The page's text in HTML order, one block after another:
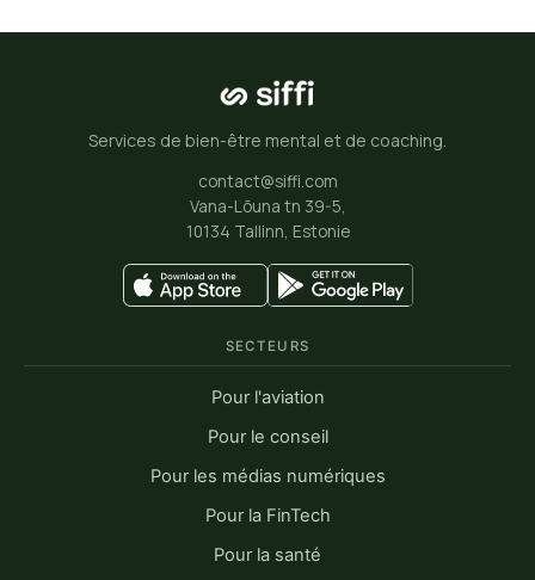
Services de bien-être mental et de coaching.
contact@siffi.com
Vana-Lõuna tn 39-5,
10134 Tallinn, Estonie
SECTEURS
Pour l'aviation
Pour le conseil
Pour les médias numériques
Pour la FinTech
Pour la santé